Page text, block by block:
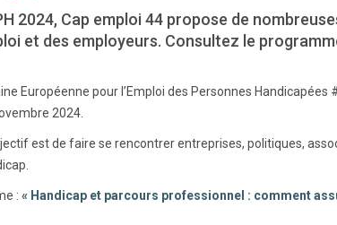
2024, Cap emploi 44 propose de
et des employeurs. Consultez le
Européenne pour l’Emploi des Personnes Handicapées
2024.
est de faire se rencontrer entreprises, politiques,
: « Handicap et parcours professionnel : comment